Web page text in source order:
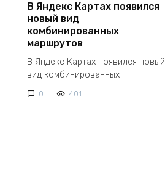
В Яндекс Картах появился
новый вид
комбинированных
маршрутов
В Яндекс Картах появился новый
вид комбинированных
0 401